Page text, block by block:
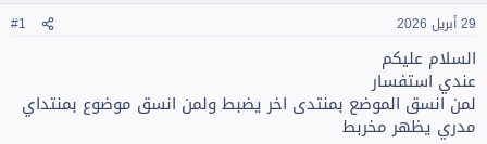
29 أبريل 2026 #1
السلام عليكم
عندي استفسار
لمن انسق الموضع بمنتدى اخر يضبط ولمن انسق موضوع بمنتداي
مدري يظهر مخربط